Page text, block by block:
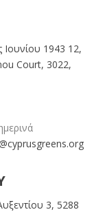
1943 12,
Court, 3022,
cyprusgreens.org
3, 5288